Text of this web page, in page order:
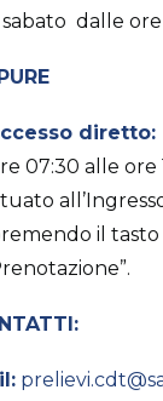
dalle
diretto:
07:30 alle ore
il tasto